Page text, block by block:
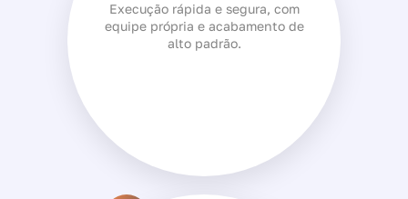
Execução rápida e segura, com
equipe própria e acabamento de
alto padrão.